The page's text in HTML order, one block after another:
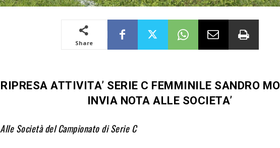
Share
RIPRESA ATTIVITA’ SERIE C FEMMINILE SANDRO
INVIA NOTA ALLE SOCIETA’
Alle Società del Campionato di Serie C